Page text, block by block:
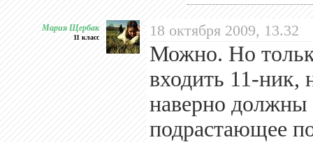
Мария Щербак
11 класс 18 октября 2009, 13.32
Можно. Но
входить 11-ник,
наверно должны
подрастающее